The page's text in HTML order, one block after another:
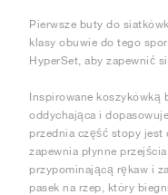
Pierwsze buty do
klasy obuwie do tego
HyperSet, aby zapewnić
Inspirowane koszykówką
oddychająca i
przednia część stopy jest
zapewnia płynne
przypominającą rękaw i
pasek na rzep, który